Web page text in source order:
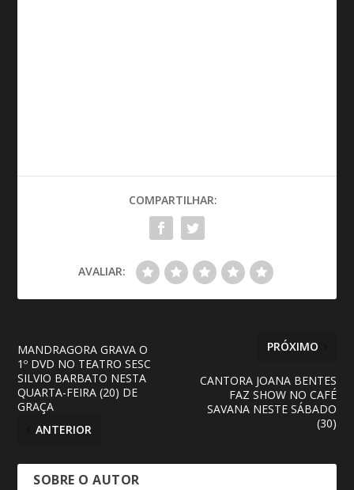
COMPARTILHAR:
AVALIAR:
MANDRAGORA GRAVA O
1º DVD NO TEATRO SESC
SILVIO BARBATO NESTA
QUARTA-FEIRA (20) DE
GRAÇA
ANTERIOR
PRÓXIMO
CANTORA JOANA BENTES
FAZ SHOW NO CAFÉ
SAVANA NESTE SÁBADO
(30)
SOBRE O AUTOR